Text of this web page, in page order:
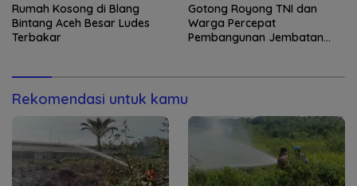
Rumah Kosong di Blang
Bintang Aceh Besar Ludes
Terbakar
Gotong Royong TNI dan
Warga Percepat
Pembangunan Jembatan
Rekomendasi untuk kamu